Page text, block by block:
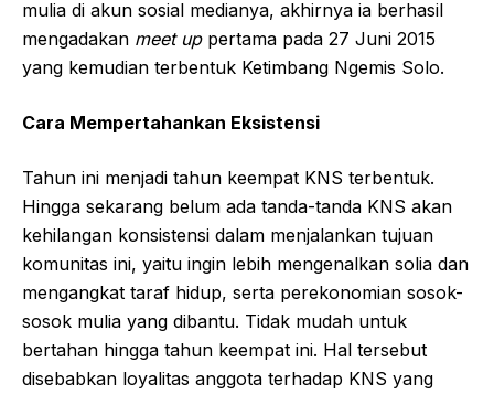
mulia di akun sosial medianya, akhirnya ia berhasil
mengadakan meet uppertama pada 27 Juni 2015
yang kemudian terbentuk Ketimbang Ngemis Solo.
Cara Mempertahankan Eksistensi
Tahun ini menjadi tahun keempat KNS terbentuk.
Hingga sekarang belum ada tanda-tanda KNS akan
kehilangan konsistensi dalam menjalankan tujuan
komunitas ini, yaitu ingin lebih mengenalkan solia dan
mengangkat taraf hidup, serta perekonomian sosok-
sosok mulia yang dibantu. Tidak mudah untuk
bertahan hingga tahun keempat ini. Hal tersebut
disebabkan loyalitas anggota terhadap KNS yang